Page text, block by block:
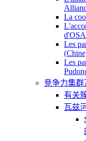
La
Les
Les
竞争力集
有关
瓦兹